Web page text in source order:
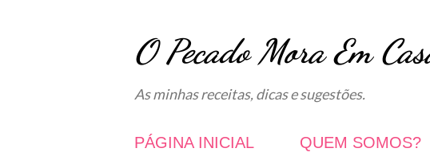
O Pecado Mora Em
As minhas receitas, dicas e sugestões.
PÁGINA INICIAL QUEM SOMOS?